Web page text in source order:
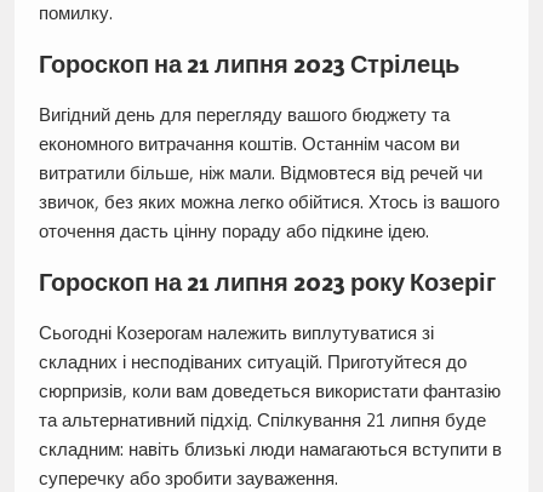
помилку.
Гороскоп на 21 липня 2023 Стрілець
Вигідний день для перегляду вашого бюджету та
економного витрачання коштів. Останнім часом ви
витратили більше, ніж мали. Відмовтеся від речей чи
звичок, без яких можна легко обійтися. Хтось із вашого
оточення дасть цінну пораду або підкине ідею.
Гороскоп на 21 липня 2023 року Козеріг
Сьогодні Козерогам належить виплутуватися зі
складних і несподіваних ситуацій. Приготуйтеся до
сюрпризів, коли вам доведеться використати фантазію
та альтернативний підхід. Спілкування 21 липня буде
складним: навіть близькі люди намагаються вступити в
суперечку або зробити зауваження.